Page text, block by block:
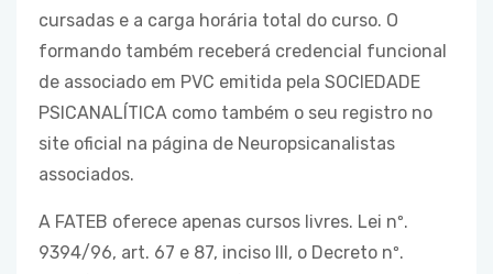
cursadas e a carga horária total do curso. O
formando também receberá credencial funcional
de associado em PVC emitida pela SOCIEDADE
PSICANALÍTICA como também o seu registro no
site oficial na página de Neuropsicanalistas
associados.
A FATEB oferece apenas cursos livres. Lei nº.
9394/96, art. 67 e 87, inciso III, o Decreto nº.